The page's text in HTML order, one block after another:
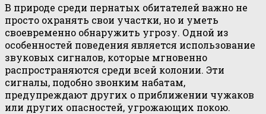
В природе среди пернатых обитателей важно не
просто охранять свои участки, но и уметь
своевременно обнаружить угрозу. Одной из
особенностей поведения является использование
звуковых сигналов, которые мгновенно
распространяются среди всей колонии. Эти
сигналы, подобно звонким набатам,
предупреждают других о приближении чужаков
или других опасностей, угрожающих покою.